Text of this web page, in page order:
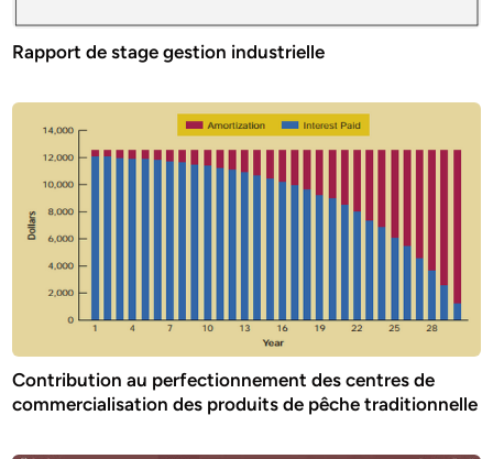
Rapport de stage gestion industrielle
Contribution au perfectionnement des centres de
commercialisation des produits de pêche traditionnelle